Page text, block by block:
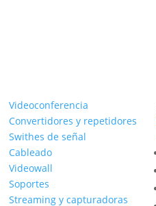
Videoconferencia
Convertidores y repetidores
Swithes de señal
Cableado
Videowall
Soportes
Streaming y capturadoras